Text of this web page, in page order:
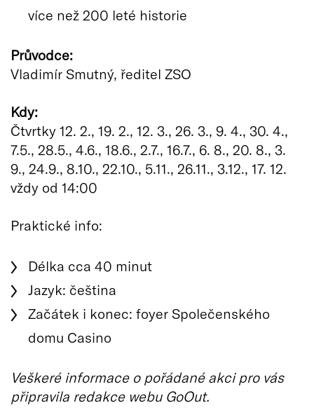
více než 200 leté historie
Průvodce:
Vladimír Smutný, ředitel ZSO
Kdy:
Čtvrtky 12. 2., 19. 2., 12. 3., 26. 3., 9. 4., 30. 4.,
7.5., 28.5., 4.6., 18.6., 2.7., 16.7., 6. 8., 20. 8., 3.
9., 24.9., 8.10., 22.10., 5.11., 26.11., 3.12., 17. 12.
vždy od 14:00
Praktické info:
Délka cca 40 minut
Jazyk: čeština
Začátek i konec: foyer Společenského
domu Casino
Veškeré informace o pořádané akci pro vás
připravila redakce webu GoOut.